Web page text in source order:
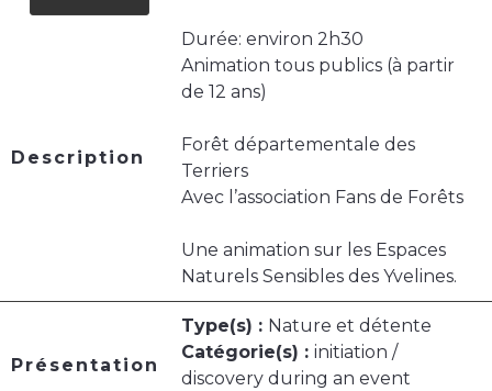
Description
Durée: environ 2h30
Animation tous publics (à partir
de 12 ans)
Forêt départementale des
Terriers
Avec l’association Fans de Forêts
Une animation sur les Espaces
Naturels Sensibles des Yvelines.
Présentation
Type(s) : Nature et détente
Catégorie(s) : initiation /
discovery during an event